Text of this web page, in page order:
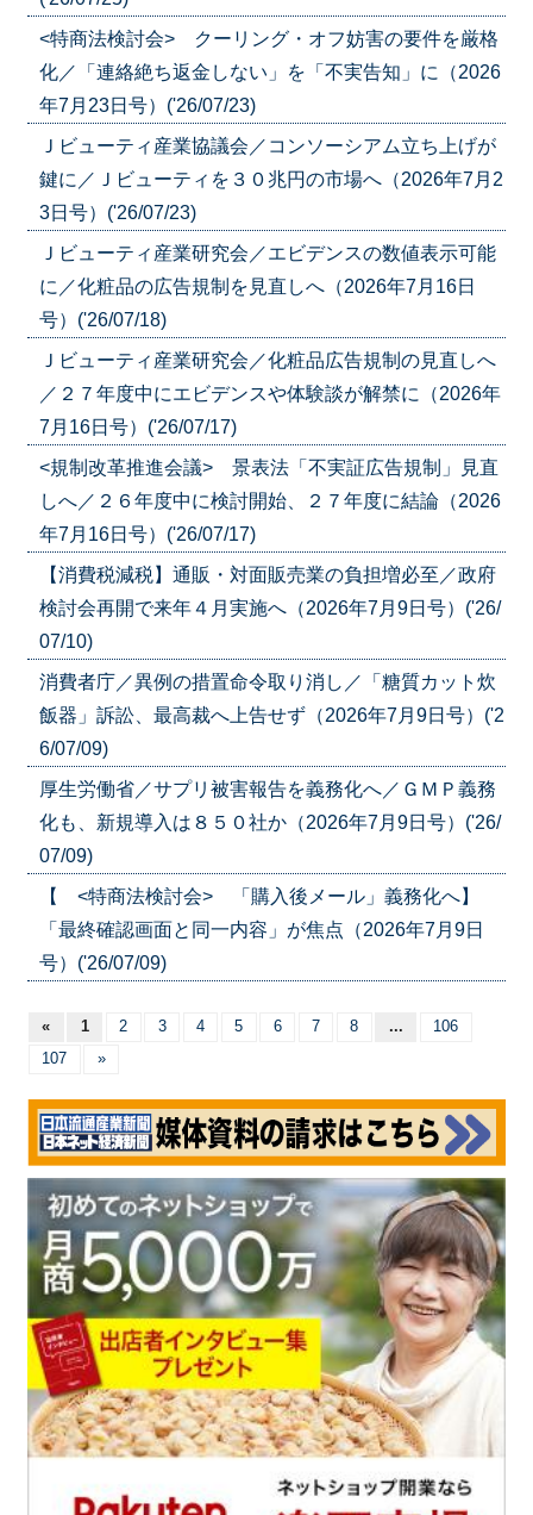
<特商法検討会> クーリング・オフ妨害の要件を厳格
化／「連絡絶ち返金しない」を「不実告知」に（2026
年7月23日号）('26/07/23)
Ｊビューティ産業協議会／コンソーシアム立ち上げが
鍵に／Ｊビューティを３０兆円の市場へ（2026年7月2
3日号）('26/07/23)
Ｊビューティ産業研究会／エビデンスの数値表示可能
に／化粧品の広告規制を見直しへ（2026年7月16日
号）('26/07/18)
Ｊビューティ産業研究会／化粧品広告規制の見直しへ
／２７年度中にエビデンスや体験談が解禁に（2026年
7月16日号）('26/07/17)
<規制改革推進会議> 景表法「不実証広告規制」見直
しへ／２６年度中に検討開始、２７年度に結論（2026
年7月16日号）('26/07/17)
【消費税減税】通販・対面販売業の負担増必至／政府
検討会再開で来年４月実施へ（2026年7月9日号）('26/
07/10)
消費者庁／異例の措置命令取り消し／「糖質カット炊
飯器」訴訟、最高裁へ上告せず（2026年7月9日号）('2
6/07/09)
厚生労働省／サプリ被害報告を義務化へ／ＧＭＰ義務
化も、新規導入は８５０社か（2026年7月9日号）('26/
07/09)
【 <特商法検討会> 「購入後メール」義務化へ】
「最終確認画面と同一内容」が焦点（2026年7月9日
号）('26/07/09)
« 1 2 3 4 5 6 7 8 ...
106
107
»